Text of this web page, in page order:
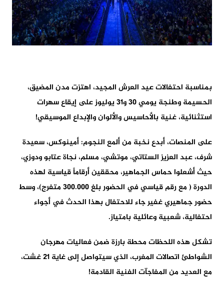
بمناسبة احتفالات عيد العرش المجيد، اهتزت مدن المضيق،
الحسيمة وطنجة يومي 30 و31 يوليوز على إيقاع سهرات
استثنائية، غنية بالأحاسيس والألوان والإبداع الموسيقي!
على المنصات، أبدع نخبة من ألمع النجوم: أمينوكس، سعيدة
شرف، عبد العزيز الستاتي، موتشي، مسلم، نجاة عتابو ودوزي،
حيث أشعلوا حماس الجماهير، محققين أرقاماً قياسية لهذه
الدورة ( مع رقم قياسي في الحضور بلغ 300.000 متفرج)، وسط
حضور جماهيري غفير جاء للاحتفال بهذا الحدث في أجواء
احتفالية، شعبية وعائلية بامتياز.
تشكل هذه اللحظات محطة بارزة ضمن فعاليات مهرجان
الشواطئ اتصالات المغرب، الذي سيتواصل إلى غاية 21 غشت،
مع العديد من المفاجآت الفنية القادمة!